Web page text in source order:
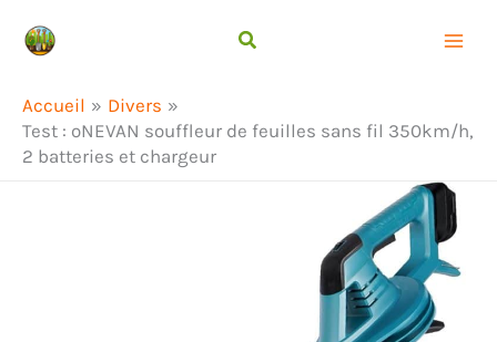
Accueil
Divers
Test : oNEVAN souffleur de feuilles sans fil 350km/h,
2 batteries et chargeur